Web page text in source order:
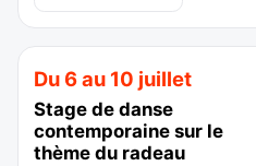
Du 6 au 10 juillet
Stage de danse
contemporaine sur le
thème du radeau